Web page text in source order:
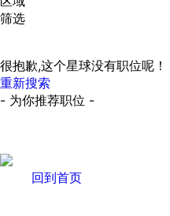
筛选
很抱歉,这个星球没有职位呢！
重新搜索
- 为你推荐职位 -
回到首页